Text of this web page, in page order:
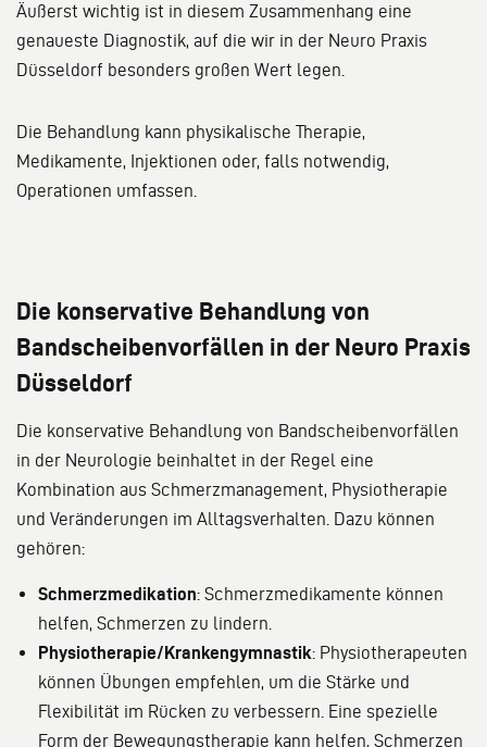
Äußerst wichtig ist in diesem Zusammenhang eine
genaueste Diagnostik, auf die wir in der Neuro Praxis
Düsseldorf besonders großen Wert legen.
Die Behandlung kann physikalische Therapie,
Medikamente, Injektionen oder, falls notwendig,
Operationen umfassen.
Die konservative Behandlung von
Bandscheibenvorfällen in der Neuro Praxis
Düsseldorf
Die konservative Behandlung von Bandscheibenvorfällen
in der Neurologie beinhaltet in der Regel eine
Kombination aus Schmerzmanagement, Physiotherapie
und Veränderungen im Alltagsverhalten. Dazu können
gehören:
Schmerzmedikation: Schmerzmedikamente können
helfen, Schmerzen zu lindern.
Physiotherapie/Krankengymnastik: Physiotherapeuten
können Übungen empfehlen, um die Stärke und
Flexibilität im Rücken zu verbessern. Eine spezielle
Form der Bewegungstherapie kann helfen, Schmerzen